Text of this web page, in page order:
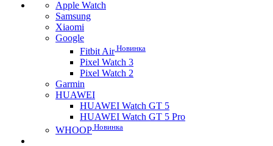
Apple Watch
Samsung
Xiaomi
Google
Fitbit AirНовинка
Pixel Watch 3
Pixel Watch 2
Garmin
HUAWEI
HUAWEI Watch GT 5
HUAWEI Watch GT 5 Pro
WHOOP Новинка